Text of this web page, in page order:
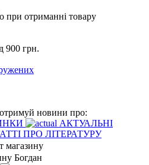
при отриманні товару
900 грн.
новини про:
АКТУАЛЬНІ
ПРО ЛІТЕРАТУРУ
магазину
Богдан